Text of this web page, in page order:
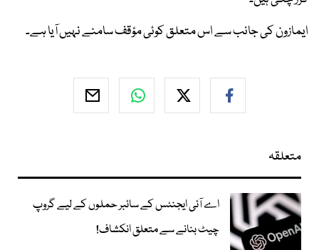
ایمازون کی جانب سے اس متعلق کوئی مؤقف سامنے نہیں آیا ہے۔
متعلقہ
اے آئی ایجنٹس کے سائبر حملوں کے لیے گروپ
چیٹ بنانے سے متعلق انکشاف!